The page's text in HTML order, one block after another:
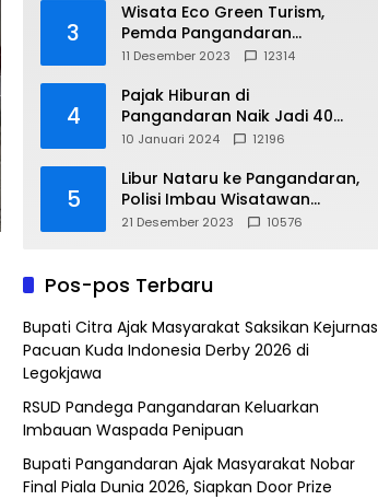
3
Wisata Eco Green Turism,
Pemda Pangandaran
Gandeng PLN
11 Desember 2023 12314
4
Pajak Hiburan di
Pangandaran Naik Jadi 40
Persen
10 Januari 2024 12196
5
Libur Nataru ke Pangandaran,
Polisi Imbau Wisatawan
Gunakan Jalur Arteri
21 Desember 2023 10576
Pos-pos Terbaru
Bupati Citra Ajak Masyarakat Saksikan Kejurnas
Pacuan Kuda Indonesia Derby 2026 di
Legokjawa
RSUD Pandega Pangandaran Keluarkan
Imbauan Waspada Penipuan
Bupati Pangandaran Ajak Masyarakat Nobar
Final Piala Dunia 2026, Siapkan Door Prize